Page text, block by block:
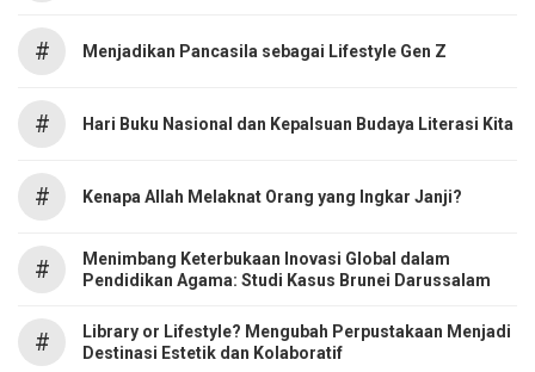
# Menjadikan Pancasila sebagai Lifestyle Gen Z
# Hari Buku Nasional dan Kepalsuan Budaya Literasi Kita
# Kenapa Allah Melaknat Orang yang Ingkar Janji?
#
Menimbang Keterbukaan Inovasi Global dalam
Pendidikan Agama: Studi Kasus Brunei Darussalam
#
Library or Lifestyle? Mengubah Perpustakaan Menjadi
Destinasi Estetik dan Kolaboratif